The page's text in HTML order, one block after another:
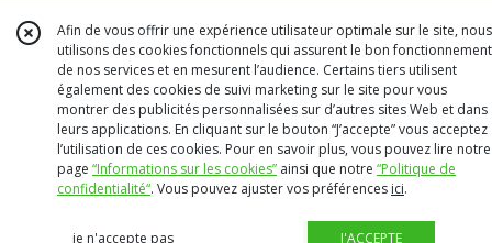
Afin de vous offrir une expérience utilisateur optimale sur le site, nous
utilisons des cookies fonctionnels qui assurent le bon fonctionnement
de nos services et en mesurent l’audience. Certains tiers utilisent
également des cookies de suivi marketing sur le site pour vous
montrer des publicités personnalisées sur d’autres sites Web et dans
leurs applications. En cliquant sur le bouton “J’accepte” vous acceptez
l’utilisation de ces cookies. Pour en savoir plus, vous pouvez lire notre
page “Informations sur les cookies” ainsi que notre “Politique de
confidentialité“. Vous pouvez ajuster vos préférences ici.
je n'accepte pas J'ACCEPTE